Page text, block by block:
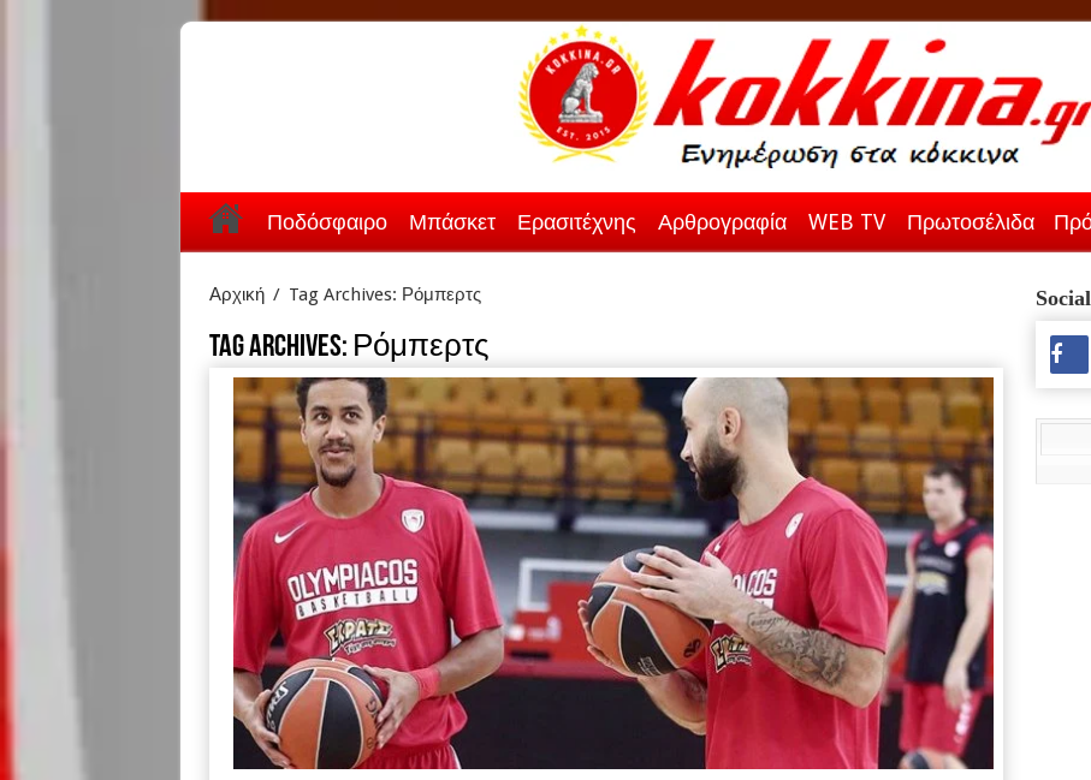
Ποδόσφαιρο Μπάσκετ Ερασιτέχνης Αρθρογραφία WEB TV Πρωτοσέλιδα
Αρχική / Tag Archives: Ρόμπερτς
Tag Archives: Ρόμπερτς
Social